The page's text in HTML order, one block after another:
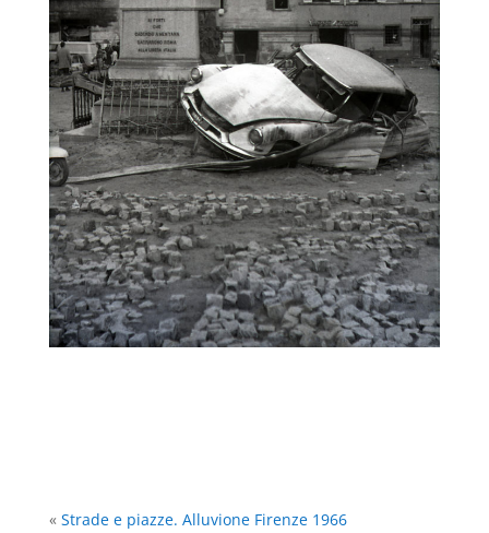
« Strade e piazze. Alluvione Firenze 1966